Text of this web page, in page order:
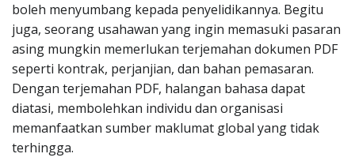
boleh menyumbang kepada penyelidikannya. Begitu
juga, seorang usahawan yang ingin memasuki pasaran
asing mungkin memerlukan terjemahan dokumen PDF
seperti kontrak, perjanjian, dan bahan pemasaran.
Dengan terjemahan PDF, halangan bahasa dapat
diatasi, membolehkan individu dan organisasi
memanfaatkan sumber maklumat global yang tidak
terhingga.